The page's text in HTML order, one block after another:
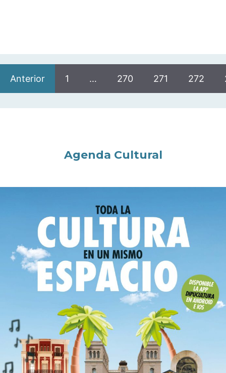
Anterior 1 … 270 271 272
Agenda Cultural